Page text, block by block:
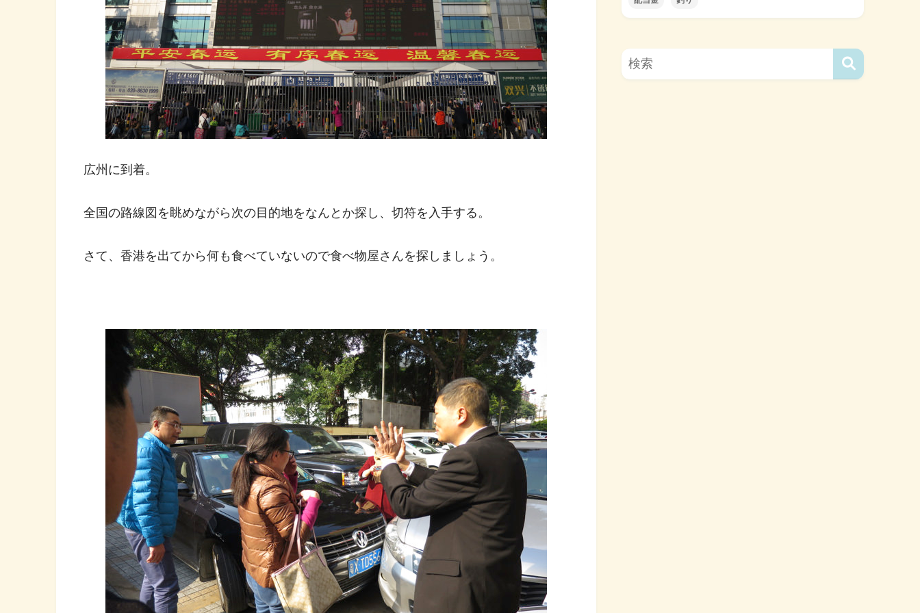
広州に到着。
全国の路線図を眺めながら次の目的地をなんとか探し、切符を入手する。
さて、香港を出てから何も食べていないので食べ物屋さんを探しましょう。